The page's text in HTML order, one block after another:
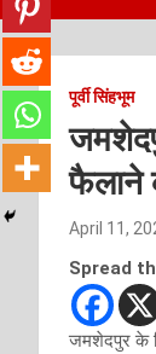
पूर्वी सिंहभूम
फैलाने
April 11,
Spread
जमशेदपुर के